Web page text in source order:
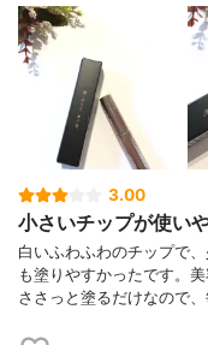
3.00
小さいチップが使い
白いふわふわのチップで
も塗りやすかったです。
ささっと塗るだけなので